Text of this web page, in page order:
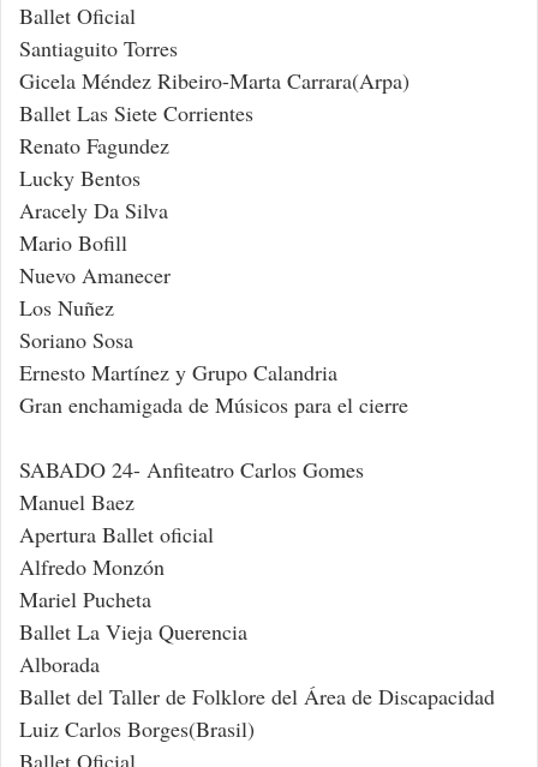
Ballet Oficial
Santiaguito Torres
Gicela Méndez Ribeiro-Marta Carrara(Arpa)
Ballet Las Siete Corrientes
Renato Fagundez
Lucky Bentos
Aracely Da Silva
Mario Bofill
Nuevo Amanecer
Los Nuñez
Soriano Sosa
Ernesto Martínez y Grupo Calandria
Gran enchamigada de Músicos para el cierre
SABADO 24- Anfiteatro Carlos Gomes
Manuel Baez
Apertura Ballet oficial
Alfredo Monzón
Mariel Pucheta
Ballet La Vieja Querencia
Alborada
Ballet del Taller de Folklore del Área de Discapacidad
Luiz Carlos Borges(Brasil)